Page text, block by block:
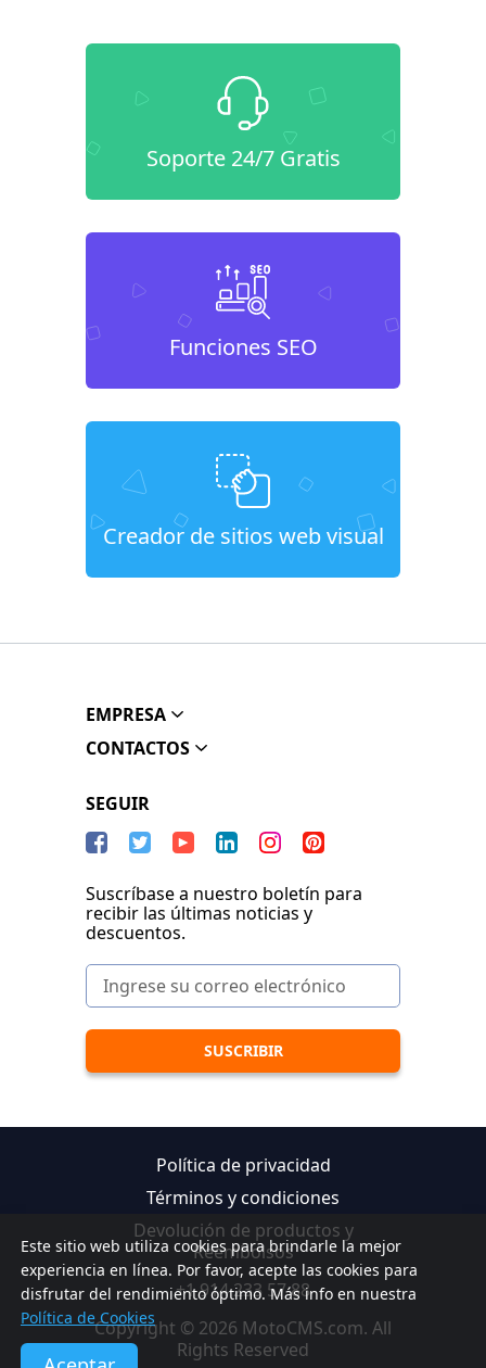
Soporte 24/7 Gratis
Funciones SEO
Creador de sitios web visual
Este sitio web utiliza cookies para brindarle la mejor
experiencia en línea. Por favor, acepte las cookies para
disfrutar del rendimiento óptimo. Más info en nuestra
Política de Cookies
EMPRESA
CONTACTOS
SEGUIR
Suscríbase a nuestro boletín para
recibir las últimas noticias y
descuentos.
Política de privacidad
Términos y condiciones
Devolución de productos y
Reembolsos
+1 914 233 57 88
Copyright © 2026 MotoCMS.com. All
Rights Reserved